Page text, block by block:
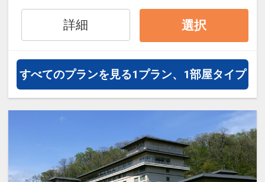
通・体験プランなどの追加（同時予
約）が可能なプランもございます。
※施設使用料として3～5歳の添い寝
のお子様は1泊2,200円をお支払いい
ただきます(現地払い)
詳細 選択
すべてのプランを見る1プラン、1部屋タイプ